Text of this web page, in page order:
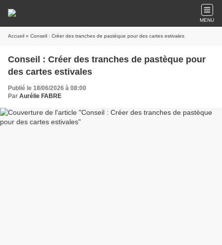
MENU
Accueil » Conseil : Créer des tranches de pastèque pour des cartes estivales
Conseil : Créer des tranches de pastèque pour
des cartes estivales
Publié le 18/06/2026 à 08:00
Par Aurélie FABRE